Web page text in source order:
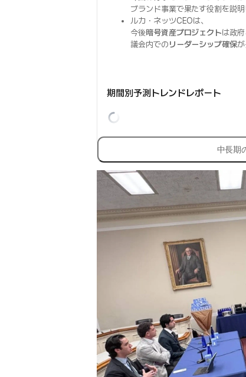
ブランド事業で果たす役割を説明
ルカ・ネッツCEOは、
今後暗号資産プロジェクトは政
議会内でのリーダーシップ確保
期間別予測トレンドレポート
中長期